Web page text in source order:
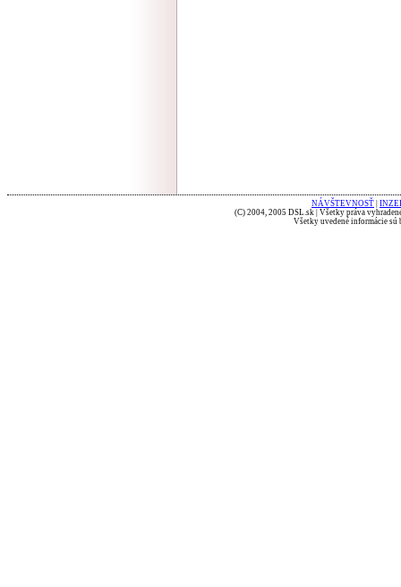
NÁVŠTEVNOSŤ
(C) 2004, 2005 DSL.sk | Všetky práva
Všetky uvedené informácie sú